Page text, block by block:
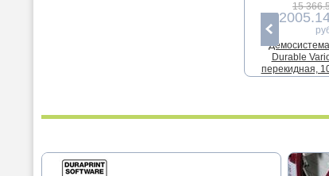
15
Durable
перекидная,